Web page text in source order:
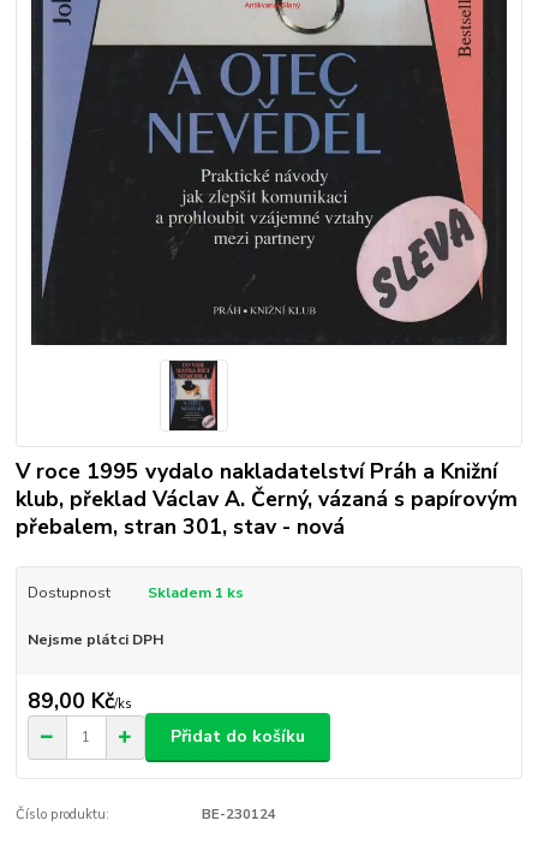
V roce 1995 vydalo nakladatelství Práh a Knižní
klub, překlad Václav A. Černý, vázaná s papírovým
přebalem, stran 301, stav - nová
Dostupnost Skladem 1 ks
Nejsme plátci DPH
89,00 Kč/ks
Přidat do košíku
Číslo produktu: BE-230124